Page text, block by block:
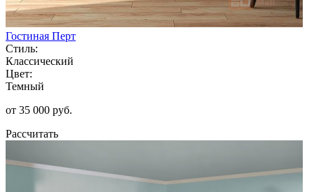
Гостиная Перт
Стиль:
Классический
Цвет:
Темный
от 35 000 руб.
Рассчитать